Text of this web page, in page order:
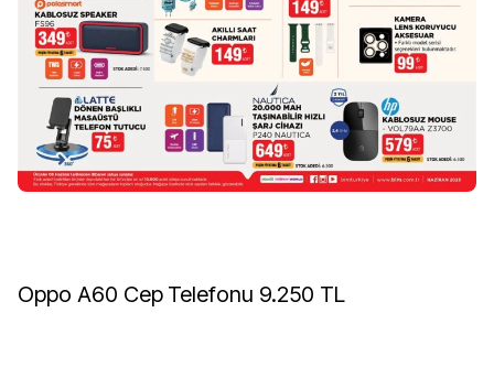
Oppo A60 Cep Telefonu 9.250 TL